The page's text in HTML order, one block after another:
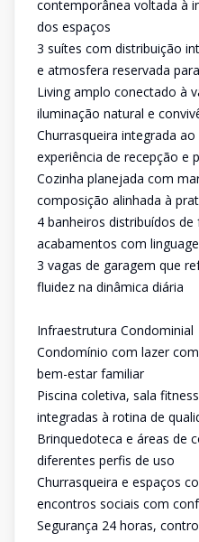
contemporânea voltada à
dos espaços
3 suítes com distribuição
e atmosfera reservada
Living amplo conectado à
iluminação natural e
Churrasqueira integrada
experiência de recepção e
Cozinha planejada com
composição alinhada à
4 banheiros distribuídos
acabamentos com
3 vagas de garagem que
fluidez na dinâmica diária
Infraestrutura Condominial
Condomínio com lazer
bem-estar familiar
Piscina coletiva, sala
integradas à rotina de
Brinquedoteca e áreas de
diferentes perfis de uso
Churrasqueira e espaços
encontros sociais com
Segurança 24 horas,